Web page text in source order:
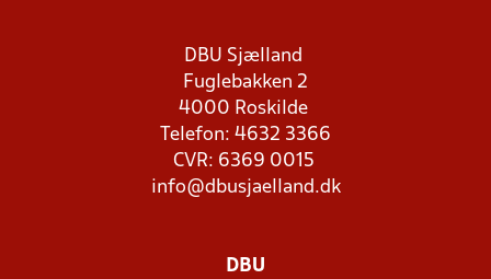
DBU Sjælland
Fuglebakken 2
4000 Roskilde
Telefon: 4632 3366
CVR: 6369 0015
info@dbusjaelland.dk
DBU